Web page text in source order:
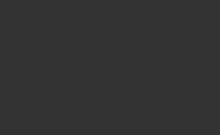
Bedürfnissen orientiert. Vielseitigkeit, die dafür sorgt,